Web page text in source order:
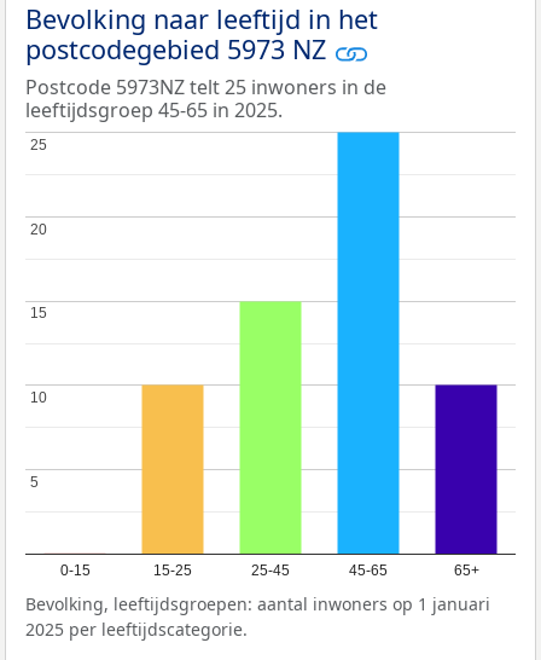
Bevolking naar leeftijd in het
postcodegebied 5973 NZ
Postcode 5973NZ telt 25 inwoners in de
leeftijdsgroep 45-65 in 2025.
0-15 15-25 25-45 45-65 65+
5
5
10
10
15
15
20
20
25
25
Bevolking, leeftijdsgroepen: aantal inwoners op 1 januari
2025 per leeftijdscategorie.